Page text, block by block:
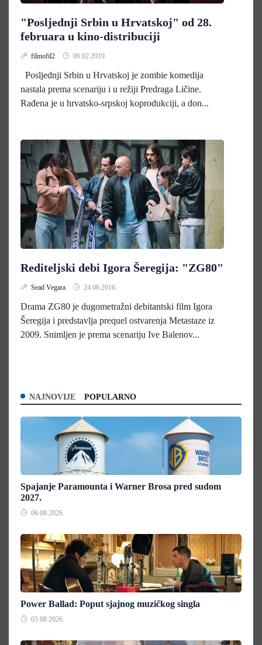
"Posljednji Srbin u Hrvatskoj" od 28.
februara u kino-distribuciji
filmofil2 06.02.2019.
Posljednji Srbin u Hrvatskoj je zombie komedija
nastala prema scenariju i u režiji Predraga Ličine.
Rađena je u hrvatsko-srpskoj koprodukciji, a don...
Rediteljski debi Igora Šeregija: "ZG80"
Sead Vegara 24.06.2016.
Drama ZG80 je dugometražni debitantski film Igora
Šeregija i predstavlja prequel ostvarenja Metastaze iz
2009. Snimljen je prema scenariju Ive Balenov...
NAJNOVIJE POPULARNO
Spajanje Paramounta i Warner Brosa pred sudom
2027.
06.08.2026.
Power Ballad: Poput sjajnog muzičkog singla
05.08.2026.